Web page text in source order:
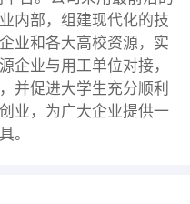
内部，组建现代化的技
业和各大高校资源，实
企业与用工单位对接，
并促进大学生充分顺利
业，为广大企业提供一
。